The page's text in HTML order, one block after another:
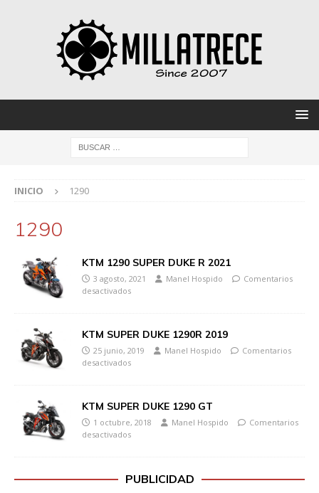
INICIO 1290
1290
KTM 1290 SUPER DUKE R 2021
3 agosto, 2021 Manel Hospido
Comentarios
desactivados
KTM SUPER DUKE 1290R 2019
25 junio, 2019 Manel Hospido
Comentarios
desactivados
KTM SUPER DUKE 1290 GT
1 octubre, 2018 Manel Hospido
Comentarios
desactivados
PUBLICIDAD